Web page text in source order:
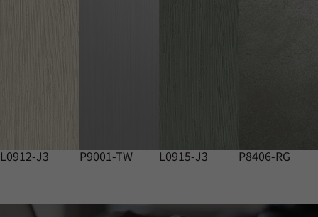
L0912-J3 P9001-TW L0915-J3 P8406-RG